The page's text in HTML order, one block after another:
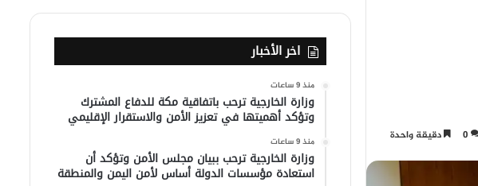
0 دقيقة واحدة
اخر الأخبار
منذ 9 ساعات
وزارة الخارجية ترحب باتفاقية مكة للدفاع المشترك
وتؤكد أهميتها في تعزيز الأمن والاستقرار الإقليمي
منذ 9 ساعات
وزارة الخارجية ترحب ببيان مجلس الأمن وتؤكد أن
استعادة مؤسسات الدولة أساس لأمن اليمن والمنطقة